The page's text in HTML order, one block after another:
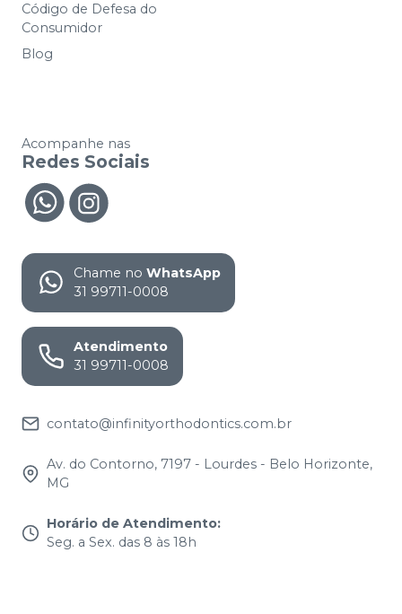
Código de Defesa do
Consumidor
Blog
Acompanhe nas
Redes Sociais
Chame no WhatsApp
31 99711-0008
Atendimento
31 99711-0008
contato@infinityorthodontics.com.br
Av. do Contorno, 7197 - Lourdes - Belo Horizonte,
MG
Horário de Atendimento:
Seg. a Sex. das 8 às 18h